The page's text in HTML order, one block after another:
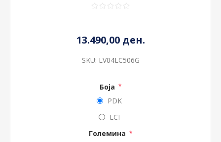
13.490,00 ден.
SKU: LV04LC506G
Боја *
PDK
LCI
Големина *